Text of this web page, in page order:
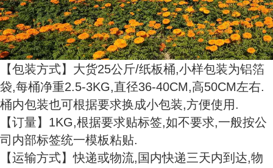
【包装方式】大货25公斤/纸板桶,小样包装为铝箔
袋,每桶净重2.5-3KG,直径36-40CM,高50CM左右.
桶内包装也可根据要求换成小包装,方便使用.
【订量】1KG,根据要求贴标签,如不要求,一般按公
司内部标签统一模板粘贴.
【运输方式】快递或物流,国内快递三天内到达,物